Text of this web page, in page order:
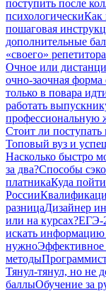
поступить после
психологическиКак
пошаговая
дополнительные
«своего» репетитора
Очное или
очно-заочная форма
только в повара
работать
профессиональную
Стоит ли поступать
Топовый вуз и
Насколько быстро
за два?Способы
платникаКуда
России
разницаДизайнер
или на курсах?ЕГЭ-
искать информацию
нужно
методы
Тянул-тянул, но не
баллыОбучение за